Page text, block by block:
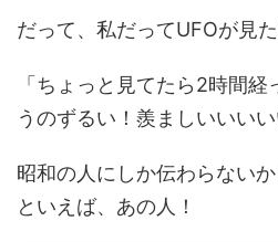
だって、私だってUFOが見た
「ちょっと見てたら2時間
うのずるい！羨ましいいいい
昭和の人にしか伝わらない
といえば、あの人！